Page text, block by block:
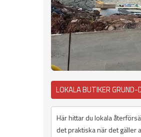
LOKALA BUTIKER GRUND-
Här hittar du lokala
det praktiska när det gäller